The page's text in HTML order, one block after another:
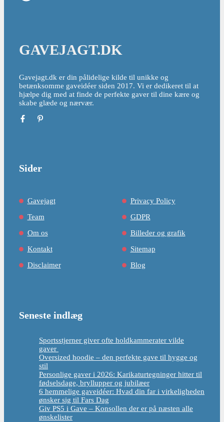
GAVEJAGT.DK
Gavejagt.dk er din pålidelige kilde til unikke og
betænksomme gaveidéer siden 2017. Vi er dedikeret til at
hjælpe dig med at finde de perfekte gaver til dine kære og
skabe glæde og nærvær.
Sider
Gavejagt
Team
Om os
Kontakt
Disclaimer
Privacy Policy
GDPR
Billeder og grafik
Sitemap
Blog
Seneste indlæg
Sportsstjerner giver ofte holdkammerater vilde
gaver
Oversized hoodie – den perfekte gave til hygge og
stil
Personlige gaver i 2026: Karikaturtegninger hitter til
fødselsdage, bryllupper og jubilæer
6 hemmelige gaveidéer: Hvad din far i virkeligheden
ønsker sig til Fars Dag
Giv PS5 i Gave – Konsollen der er på næsten alle
ønskelister